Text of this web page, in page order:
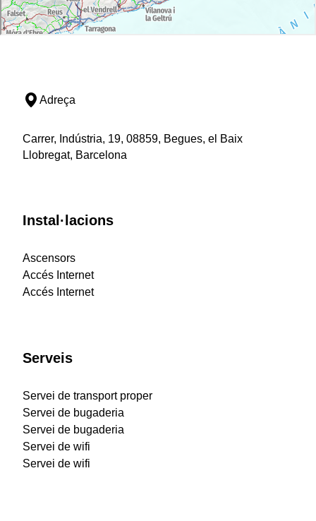
Adreça
Carrer, Indústria, 19, 08859, Begues, el Baix
Llobregat, Barcelona
Instal·lacions
Ascensors
Accés Internet
Accés Internet
Serveis
Servei de transport proper
Servei de bugaderia
Servei de bugaderia
Servei de wifi
Servei de wifi